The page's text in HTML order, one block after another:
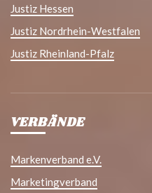
Justiz Hessen
Justiz Nordrhein-Westfalen
Justiz Rheinland-Pfalz
VERBÄNDE
Markenverband e.V.
Marketingverband